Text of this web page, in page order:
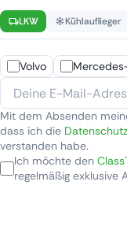
LKW Kühlauflieger
Volvo
Mit dem Absenden
dass ich die
verstanden habe.
Ich möchte den
regelmäßig exklusive